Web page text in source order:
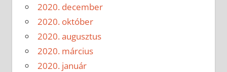
2020. december
2020. október
2020. augusztus
2020. március
2020. január